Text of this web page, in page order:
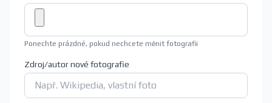
Ponechte prázdné, pokud nechcete měnit fotografii
Zdroj/autor nové fotografie